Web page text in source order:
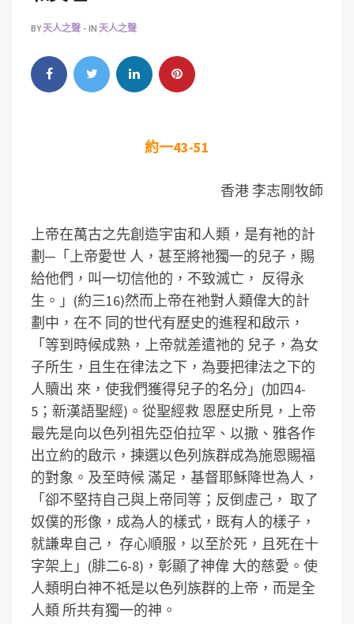
BY天人之聲 IN 天人之聲
約一43-51
香港 李志剛牧師
上帝在萬古之先創造宇宙和人類，是有祂的計
劃─「上帝愛世 人，甚至將祂獨一的兒子，賜
給他們，叫一切信他的，不致滅亡， 反得永
生。」(約三16)然而上帝在祂對人類偉大的計
劃中，在不 同的世代有歷史的進程和啟示，
「等到時候成熟，上帝就差遣祂的 兒子，為女
子所生，且生在律法之下，為要把律法之下的
人贖出 來，使我們獲得兒子的名分」(加四4-
5；新漢語聖經)。從聖經救 恩歷史所見，上帝
最先是向以色列祖先亞伯拉罕、以撒、雅各作
出立約的啟示，揀選以色列族群成為施恩賜福
的對象。及至時候 滿足，基督耶穌降世為人，
「卻不堅持自己與上帝同等；反倒虛己， 取了
奴僕的形像，成為人的樣式，既有人的樣子，
就謙卑自己， 存心順服，以至於死，且死在十
字架上」(腓二6-8)，彰顯了神偉 大的慈愛。使
人類明白神不祗是以色列族群的上帝，而是全
人類 所共有獨一的神。